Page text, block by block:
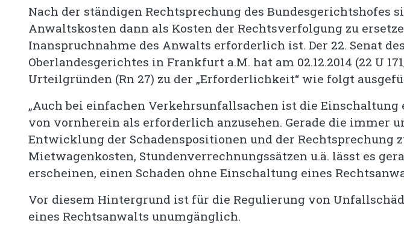
Nach der ständigen Rechtsprechung des Bundesgerichtshofes
Anwaltskosten dann als Kosten der Rechtsverfolgung zu
Inanspruchnahme des Anwalts erforderlich ist. Der 22. Senat des
Oberlandesgerichtes in Frankfurt a.M. hat am 02.12.2014 (22 U
Urteilgründen (Rn 27) zu der „Erforderlichkeit“ wie folgt
„Auch bei einfachen Verkehrsunfallsachen ist die Einschaltung
von vornherein als erforderlich anzusehen. Gerade die immer
Entwicklung der Schadenspositionen und der Rechtsprechung
Mietwagenkosten, Stundenverrechnungssätzen u.ä. lässt es
erscheinen, einen Schaden ohne Einschaltung eines
Vor diesem Hintergrund ist für die Regulierung von
eines Rechtsanwalts unumgänglich.